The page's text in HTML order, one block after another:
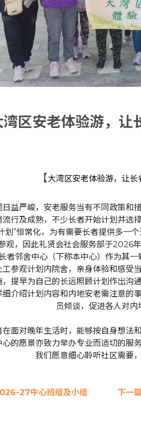
湾区安老体验游，让
【大湾区安老体验游，让
日益严峻，安老服务当有不同政策和
行及成熟，不少长者开始计划并选
划”恒常化，为有需要长者提供多一
观，因此礼贤会社会服务部于2026
者邻舍中心（下称本中心）作为其
参观计划内院舍，亲身体验和感受
提早为自己的长远照顾计划作出沟
介绍计划内容和内地安老需注意的
员倾谈，促进各人对内
面对晚年生活时，能够按自身想法
的愿景亦致力举办专业而适切的服
我们愿意细心聆听社区需要
27中心班组及小组
下一